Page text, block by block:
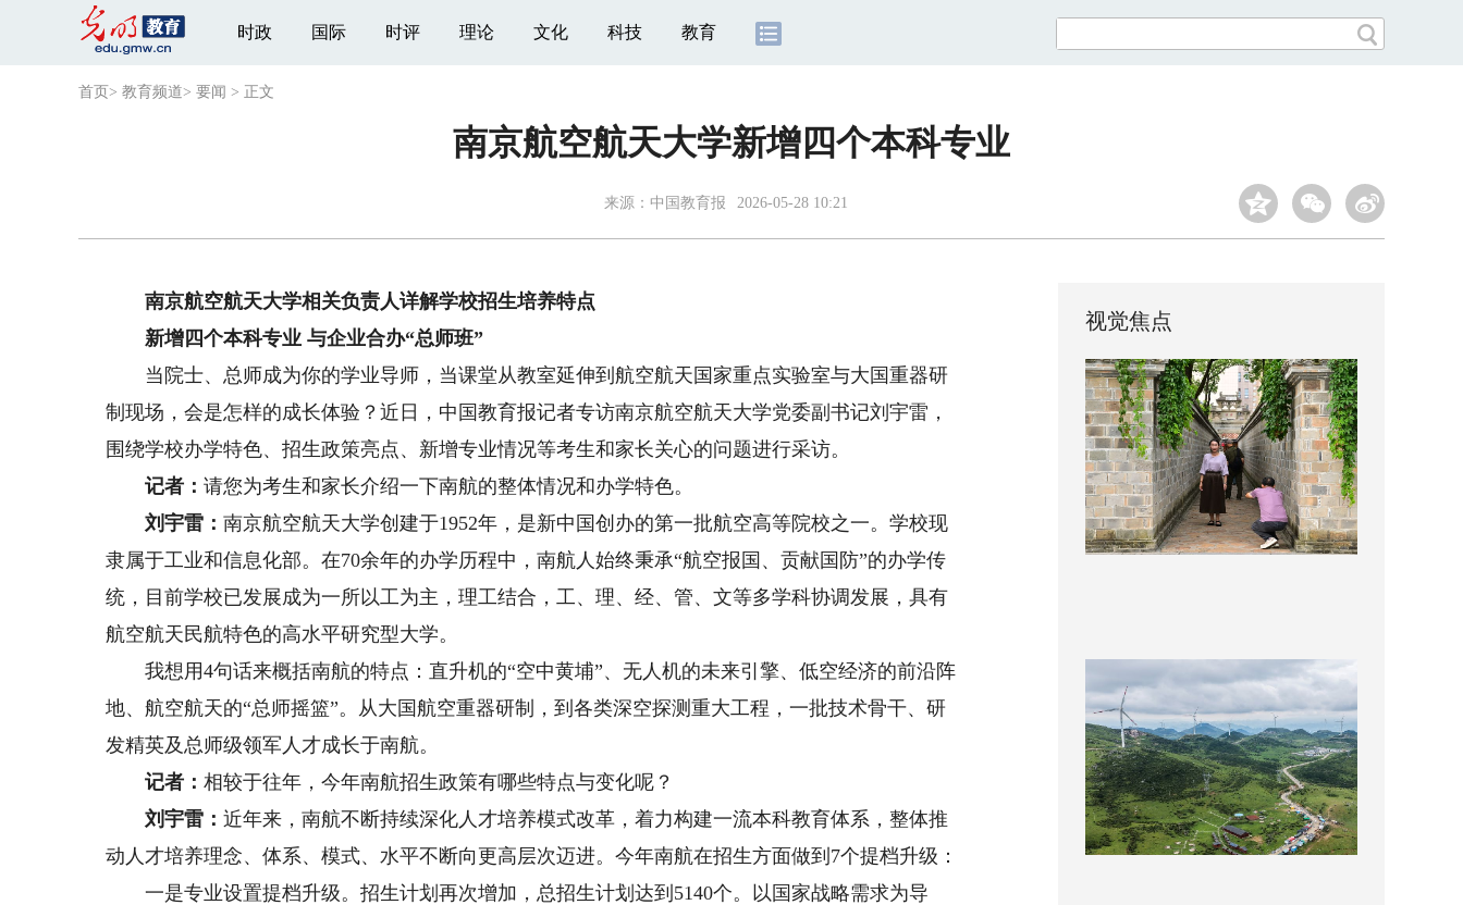
时政 国际 时评 理论 文化 科技 教育
首页 > 教育频道> 要闻 > 正文
南京航空航天大学新增四个本科专业
来源： 中国教育报 2026-05-28 10:21
南京航空航天大学相关负责人详解学校招生培养特点
新增四个本科专业 与企业合办“总师班”
当院士、总师成为你的学业导师，当课堂从教室延伸到航空航天国家重点实验室与大国重器研
制现场，会是怎样的成长体验？近日，中国教育报记者专访南京航空航天大学党委副书记刘宇雷，
围绕学校办学特色、招生政策亮点、新增专业情况等考生和家长关心的问题进行采访。
记者：请您为考生和家长介绍一下南航的整体情况和办学特色。
刘宇雷：南京航空航天大学创建于1952年，是新中国创办的第一批航空高等院校之一。学校现
隶属于工业和信息化部。在70余年的办学历程中，南航人始终秉承“航空报国、贡献国防”的办学传
统，目前学校已发展成为一所以工为主，理工结合，工、理、经、管、文等多学科协调发展，具有
航空航天民航特色的高水平研究型大学。
我想用4句话来概括南航的特点：直升机的“空中黄埔”、无人机的未来引擎、低空经济的前沿阵
地、航空航天的“总师摇篮”。从大国航空重器研制，到各类深空探测重大工程，一批技术骨干、研
发精英及总师级领军人才成长于南航。
记者：相较于往年，今年南航招生政策有哪些特点与变化呢？
刘宇雷：近年来，南航不断持续深化人才培养模式改革，着力构建一流本科教育体系，整体推
动人才培养理念、体系、模式、水平不断向更高层次迈进。今年南航在招生方面做到7个提档升级：
一是专业设置提档升级。招生计划再次增加，总招生计划达到5140个。以国家战略需求为导
视觉焦点